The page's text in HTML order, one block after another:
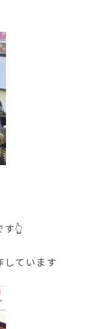
👆
しています